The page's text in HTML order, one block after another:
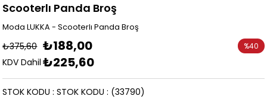
Scooterlı Panda Broş
Moda LUKKA - Scooterlı Panda Broş
₺375,60 ₺188,00
KDV Dahil ₺225,60
%40
(33790)
STOK KODU STOK KODU